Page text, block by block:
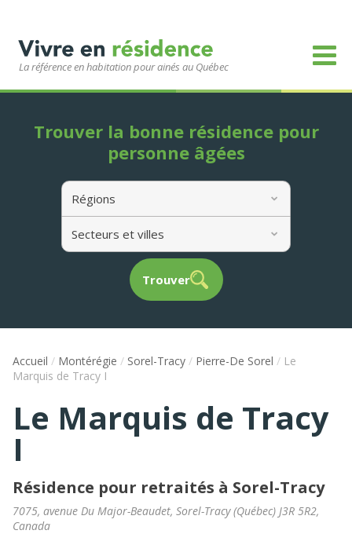
La référence en habitation pour ainés au Québec
Régions
Secteurs et villes
Trouver
Trouver la bonne résidence pour
personne âgées
Accueil / Montérégie / Sorel-Tracy / Pierre-De Sorel / Le
Marquis de Tracy I
Le Marquis de Tracy
I
Résidence pour retraités à Sorel-Tracy
7075, avenue Du Major-Beaudet, Sorel-Tracy(Québec) J3R 5R2,
Canada